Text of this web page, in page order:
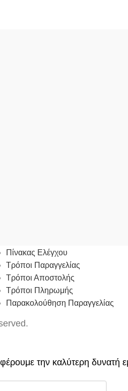
Πίνακας Ελέγχου
Τρόποι Παραγγελίας
Τρόποι Αποστολής
Τρόποι Πληρωμής
Παρακολούθηση Παραγγελίας
την καλύτερη δυνατή